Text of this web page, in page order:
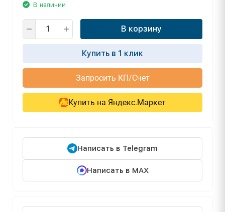
В наличии
В корзину
Купить в 1 клик
Запросить КП/Счет
Купить на Яндекс.Маркет
Написать в Telegram
Написать в MAX